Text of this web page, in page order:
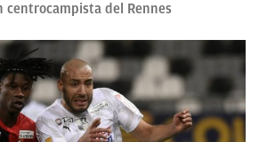
centrocampista del Rennes